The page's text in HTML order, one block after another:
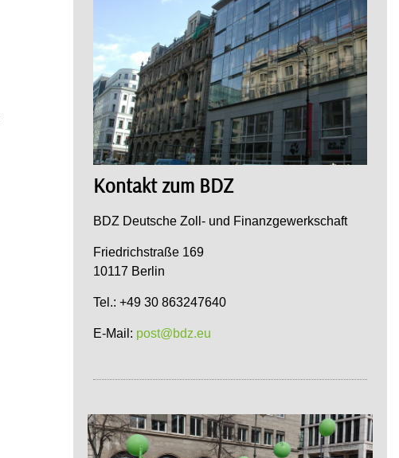
Kontakt zum BDZ
BDZ Deutsche Zoll- und Finanzgewerkschaft
Friedrichstraße 169
10117 Berlin
Tel.: +49 30 863247640
E-Mail: post@bdz.eu